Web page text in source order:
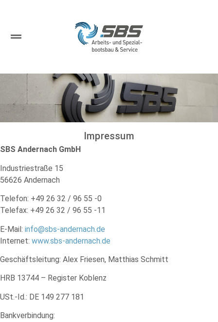
Impressum
SBS Andernach GmbH
Industriestraße 15
56626 Andernach
Telefon: +49 26 32 / 96 55 -0
Telefax: +49 26 32 / 96 55 -11
E-Mail: info@sbs-andernach.de
Internet: www.sbs-andernach.de
Geschäftsleitung: Alex Friesen, Matthias Schmitt
HRB 13744 – Register Koblenz
USt.-Id.: DE 149 277 181
Bankverbindung: